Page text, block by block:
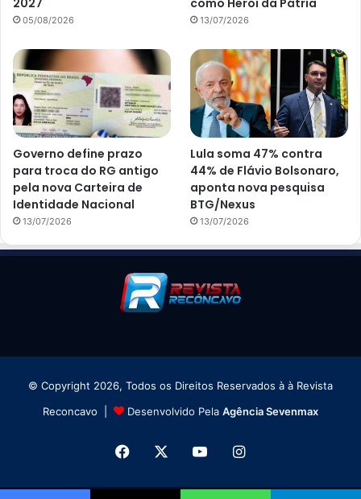
05/08/2026 13/07/2026
Governo define prazo
para troca do RG antigo
pela nova Carteira de
Identidade Nacional
13/07/2026
Lula soma 47% contra
44% de Flávio Bolsonaro,
aponta nova pesquisa
BTG/Nexus
13/07/2026
© Copyright 2026, Todos os Direitos Reservados à à Revista
Reconcavo |
Desenvolvido Pela Agência Sevenmax
Facebook YouTubeInstagram